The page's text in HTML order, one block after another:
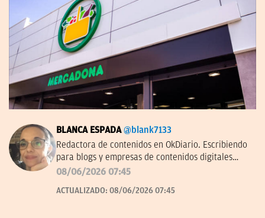
BLANCA ESPADA @blank7133
Redactora de contenidos en OkDiario. Escribiendo
para blogs y empresas de contenidos digitales
desde 2007.
08/06/2026 07:45
ACTUALIZADO: 08/06/2026 07:45